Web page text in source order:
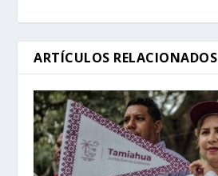
ARTÍCULOS RELACIONADOS